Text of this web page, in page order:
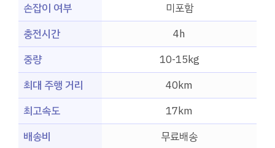
손잡이 여부
미포함
충전시간
4h
중량
10-15kg
최대 주행 거리
40km
최고속도
17km
배송비
무료배송